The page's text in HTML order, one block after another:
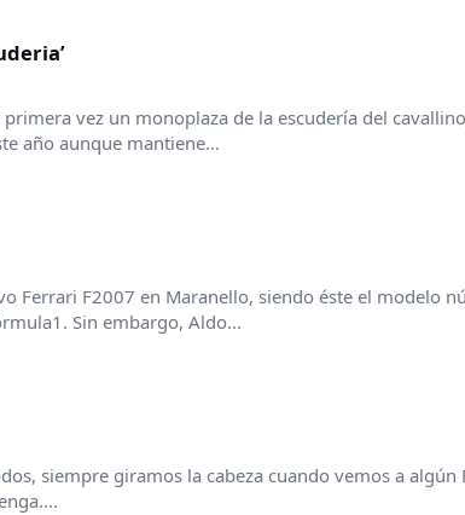
vez un monoplaza de la escudería del
año aunque mantiene...
Ferrari F2007 en Maranello, siendo éste el modelo
Sin embargo, Aldo...
siempre giramos la cabeza cuando vemos a algún